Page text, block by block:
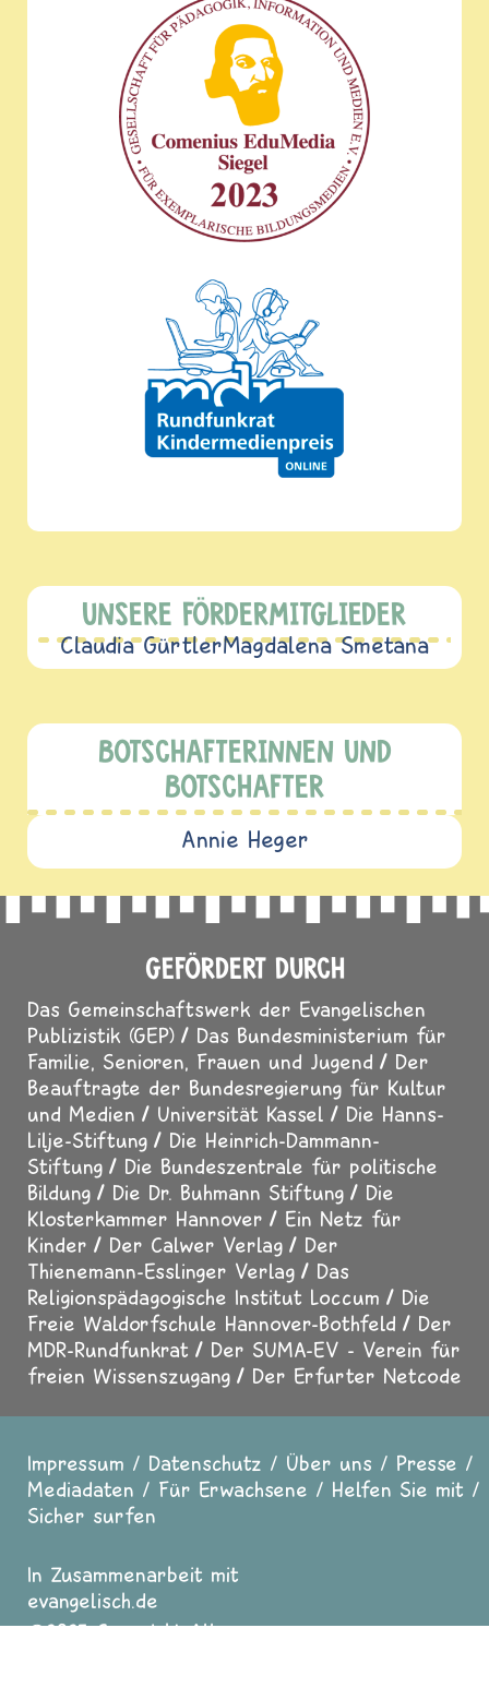
UNSERE FÖRDERMITGLIEDER
Claudia GürtlerMagdalena Smetana
BOTSCHAFTERINNEN UND
BOTSCHAFTER
Annie Heger
GEFÖRDERT DURCH
Das Gemeinschaftswerk der Evangelischen
Publizistik (GEP)
Das Bundesministerium für
Familie, Senioren, Frauen und Jugend
Der
Beauftragte der Bundesregierung für Kultur
und Medien
Universität Kassel
Die Hanns-
Lilje-Stiftung
Die Heinrich-Dammann-
Stiftung
Die Bundeszentrale für politische
Bildung
Die Dr. Buhmann Stiftung
Die
Klosterkammer Hannover
Ein Netz für
Kinder
Der Calwer Verlag
Der
Thienemann-Esslinger Verlag
Das
Religionspädagogische Institut Loccum
Die
Freie Waldorfschule Hannover-Bothfeld
Der
MDR-Rundfunkrat
Der SUMA-EV - Verein für
freien Wissenszugang
Der Erfurter Netcode
Fußzeile
Impressum Datenschutz Über uns
Presse
Mediadaten
Für Erwachsene
Helfen Sie mit
Sicher surfen
In Zusammenarbeit mit
evangelisch.de
2025 Copyright All